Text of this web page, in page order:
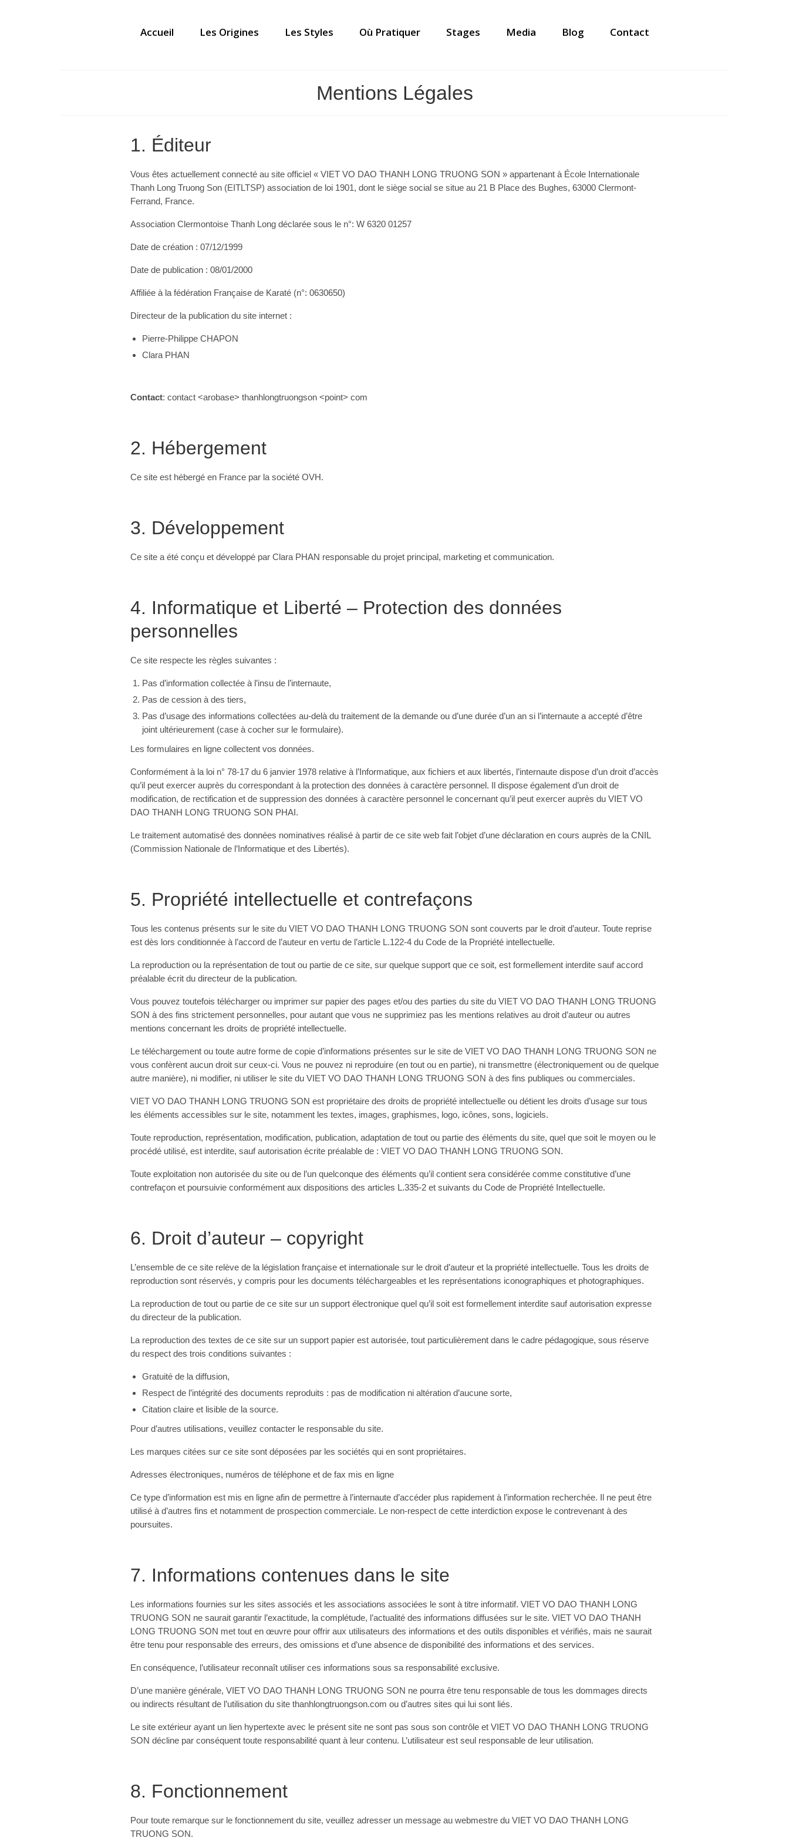
Accueil Les Origines Les Styles Où Pratiquer Stages Media Blog Contact
Mentions Légales
1. Éditeur
Vous êtes actuellement connecté au site officiel « VIET VO DAO THANH LONG TRUONG SON » appartenant à École Internationale
Thanh Long Truong Son (EITLTSP) association de loi 1901, dont le siège social se situe au 21 B Place des Bughes, 63000 Clermont-
Ferrand, France.
Association Clermontoise Thanh Long déclarée sous le n°: W 6320 01257
Date de création : 07/12/1999
Date de publication : 08/01/2000
Affiliée à la fédération Française de Karaté (n°: 0630650)
Directeur de la publication du site internet :
Pierre-Philippe CHAPON
Clara PHAN
Contact: contact <arobase> thanhlongtruongson <point> com
2. Hébergement
Ce site est hébergé en France par la société OVH.
3. Développement
Ce site a été conçu et développé par Clara PHAN responsable du projet principal, marketing et communication.
4. Informatique et Liberté – Protection des données
personnelles
Ce site respecte les règles suivantes :
Pas d’information collectée à l’insu de l’internaute,
Pas de cession à des tiers,
Pas d’usage des informations collectées au-delà du traitement de la demande ou d’une durée d’un an si l’internaute a accepté d’être
joint ultérieurement (case à cocher sur le formulaire).
Les formulaires en ligne collectent vos données.
Conformément à la loi n° 78-17 du 6 janvier 1978 relative à l’Informatique, aux fichiers et aux libertés, l’internaute dispose d’un droit d’accès
qu’il peut exercer auprès du correspondant à la protection des données à caractère personnel. Il dispose également d’un droit de
modification, de rectification et de suppression des données à caractère personnel le concernant qu’il peut exercer auprès du VIET VO
DAO THANH LONG TRUONG SON PHAI.
Le traitement automatisé des données nominatives réalisé à partir de ce site web fait l’objet d’une déclaration en cours auprès de la CNIL
(Commission Nationale de l’Informatique et des Libertés).
5. Propriété intellectuelle et contrefaçons
Tous les contenus présents sur le site du VIET VO DAO THANH LONG TRUONG SON sont couverts par le droit d’auteur. Toute reprise
est dès lors conditionnée à l’accord de l’auteur en vertu de l’article L.122-4 du Code de la Propriété intellectuelle.
La reproduction ou la représentation de tout ou partie de ce site, sur quelque support que ce soit, est formellement interdite sauf accord
préalable écrit du directeur de la publication.
Vous pouvez toutefois télécharger ou imprimer sur papier des pages et/ou des parties du site du VIET VO DAO THANH LONG TRUONG
SON à des fins strictement personnelles, pour autant que vous ne supprimiez pas les mentions relatives au droit d’auteur ou autres
mentions concernant les droits de propriété intellectuelle.
Le téléchargement ou toute autre forme de copie d’informations présentes sur le site de VIET VO DAO THANH LONG TRUONG SON ne
vous confèrent aucun droit sur ceux-ci. Vous ne pouvez ni reproduire (en tout ou en partie), ni transmettre (électroniquement ou de quelque
autre manière), ni modifier, ni utiliser le site du VIET VO DAO THANH LONG TRUONG SON à des fins publiques ou commerciales.
VIET VO DAO THANH LONG TRUONG SON est propriétaire des droits de propriété intellectuelle ou détient les droits d’usage sur tous
les éléments accessibles sur le site, notamment les textes, images, graphismes, logo, icônes, sons, logiciels.
Toute reproduction, représentation, modification, publication, adaptation de tout ou partie des éléments du site, quel que soit le moyen ou le
procédé utilisé, est interdite, sauf autorisation écrite préalable de : VIET VO DAO THANH LONG TRUONG SON.
Toute exploitation non autorisée du site ou de l’un quelconque des éléments qu’il contient sera considérée comme constitutive d’une
contrefaçon et poursuivie conformément aux dispositions des articles L.335-2 et suivants du Code de Propriété Intellectuelle.
6. Droit d’auteur – copyright
L’ensemble de ce site relève de la législation française et internationale sur le droit d’auteur et la propriété intellectuelle. Tous les droits de
reproduction sont réservés, y compris pour les documents téléchargeables et les représentations iconographiques et photographiques.
La reproduction de tout ou partie de ce site sur un support électronique quel qu’il soit est formellement interdite sauf autorisation expresse
du directeur de la publication.
La reproduction des textes de ce site sur un support papier est autorisée, tout particulièrement dans le cadre pédagogique, sous réserve
du respect des trois conditions suivantes :
Gratuité de la diffusion,
Respect de l’intégrité des documents reproduits : pas de modification ni altération d’aucune sorte,
Citation claire et lisible de la source.
Pour d’autres utilisations, veuillez contacter le responsable du site.
Les marques citées sur ce site sont déposées par les sociétés qui en sont propriétaires.
Adresses électroniques, numéros de téléphone et de fax mis en ligne
Ce type d’information est mis en ligne afin de permettre à l’internaute d’accéder plus rapidement à l’information recherchée. Il ne peut être
utilisé à d’autres fins et notamment de prospection commerciale. Le non-respect de cette interdiction expose le contrevenant à des
poursuites.
7. Informations contenues dans le site
Les informations fournies sur les sites associés et les associations associées le sont à titre informatif. VIET VO DAO THANH LONG
TRUONG SON ne saurait garantir l’exactitude, la complétude, l’actualité des informations diffusées sur le site. VIET VO DAO THANH
LONG TRUONG SON met tout en œuvre pour offrir aux utilisateurs des informations et des outils disponibles et vérifiés, mais ne saurait
être tenu pour responsable des erreurs, des omissions et d’une absence de disponibilité des informations et des services.
En conséquence, l’utilisateur reconnaît utiliser ces informations sous sa responsabilité exclusive.
D’une manière générale, VIET VO DAO THANH LONG TRUONG SON ne pourra être tenu responsable de tous les dommages directs
ou indirects résultant de l’utilisation du site thanhlongtruongson.com ou d’autres sites qui lui sont liés.
Le site extérieur ayant un lien hypertexte avec le présent site ne sont pas sous son contrôle et VIET VO DAO THANH LONG TRUONG
SON décline par conséquent toute responsabilité quant à leur contenu. L’utilisateur est seul responsable de leur utilisation.
8. Fonctionnement
Pour toute remarque sur le fonctionnement du site, veuillez adresser un message au webmestre du VIET VO DAO THANH LONG
TRUONG SON.